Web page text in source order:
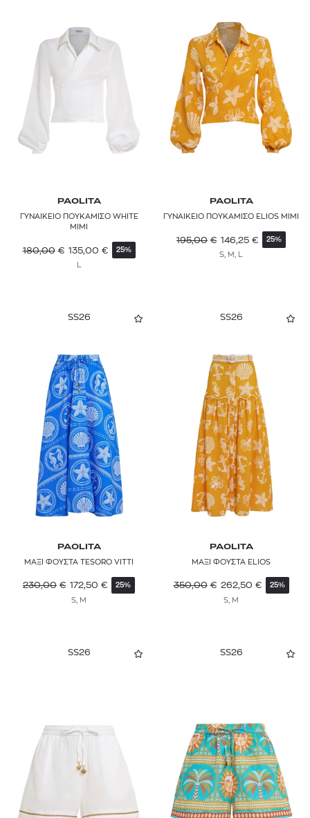
PAOLITA
ΓΥΝΑΙΚΕΙΟ ΠΟΥΚΑΜΙΣΟ WHITE
MIMI
180,00 € 135,00 € 25%
PAOLITA
ΓΥΝΑΙΚΕΙΟ ΠΟΥΚΑΜΙΣΟ ELIOS MIMI
195,00 € 146,25 € 25%
S, M, L
SS26
PAOLITA
ΜΑΞΙ ΦΟΥΣΤΑ TESORO VITTI
230,00 € 172,50 € 25%
S, M
SS26
PAOLITA
ΜΑΞΙ ΦΟΥΣΤΑ ELIOS
350,00 € 262,50 € 25%
S, M
SS26 SS26